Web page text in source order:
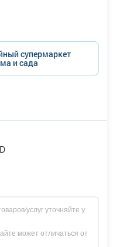
Погода
супермаркет
и сада
услуг уточняйте у
может отличаться от